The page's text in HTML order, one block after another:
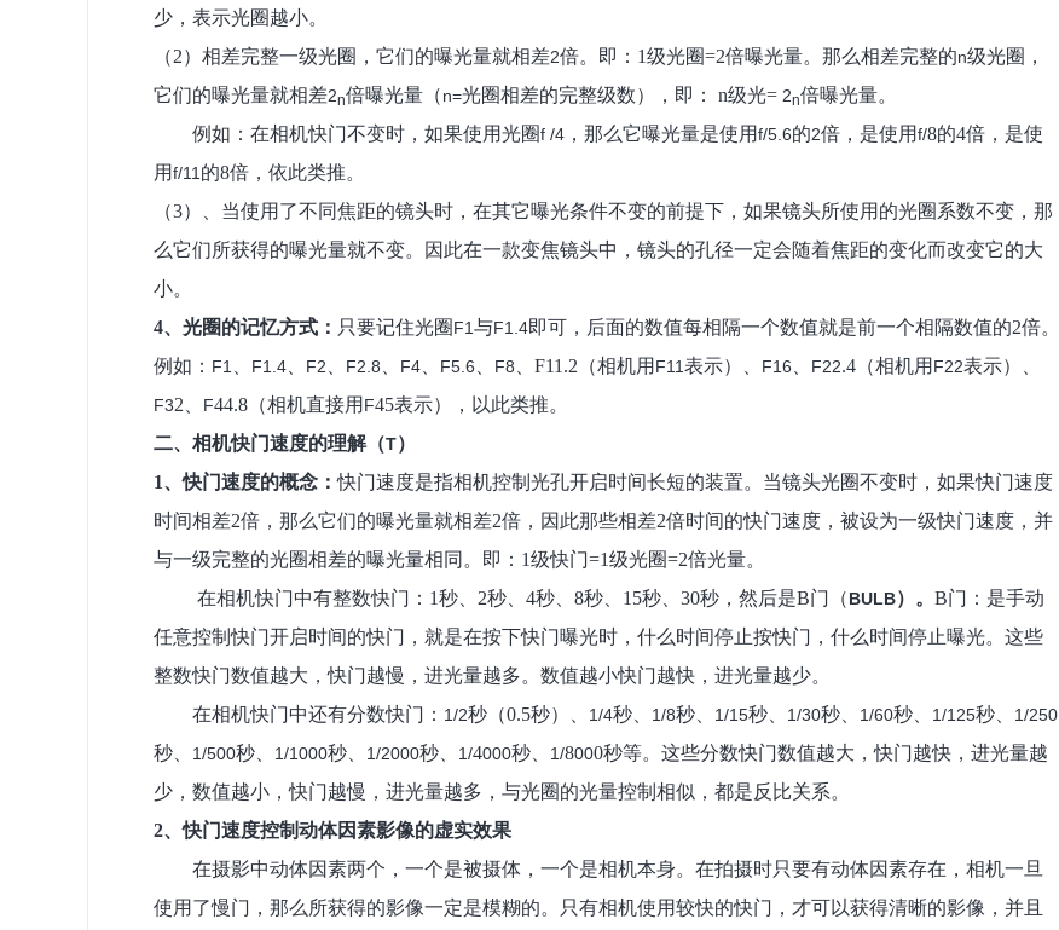
少，表示光圈越小。
（2）相差完整一级光圈，它们的曝光量就相差2倍。即： 1级光圈=2倍曝光量。那么相差完整的n级光圈，
它们的曝光量就相差2n倍曝光量（n=光圈相差的完整级数），即： n级光= 2n倍曝光量。
例如：在相机快门不变时，如果使用光圈f /4 ，那么它曝光量是使用f/5.6的2倍，是使用f/8的4倍，是使
用f/11 的8倍，依此类推。
（3）、 当使用了不同焦距的镜头时，在其它曝光条件不变的前提下，如果镜头所使用的光圈系数不变，那
么它们所获得的曝光量就不变。
因此在一款变焦镜头中，镜头的孔径一定会随着焦距的变化而改变它的大
小。
4、光圈的记忆方式： 只要记住光圈F1与F1.4即可，后面的数值每相隔一个数值就是前一个相隔数值的2倍。
例如： F1 F1.4 F2 F2.8 F4 F5.6 F8 F11.2 （相机用 F11表示）、 F16 F22.4 （相机用 F22表示）、
F32 F44.8 （相机直接用 F45表示），以此类推。
二、相机快门速度的理解（T）
1、快门速度的概念：快门速度是指相机控制光孔开启时间长短的装置。当镜头光圈不变时，如果快门速度
时间相差2倍，那么它们的曝光量就相差2倍，因此那些相差2倍时间的快门速度，被设为一级快门速度，并
与一级完整的光圈相差的曝光量相同。
即 ： 1级快门=1级光圈=2倍光量。
在相机快门中有整数快门： 1秒、 2秒、 4秒、 8秒、 15秒、 30秒，然后是B门（BULB）。 B门：是手动
任意控制快门开启时间的快门，就是在按下快门曝光时，什么时间停止按快门，什么时间停止曝光。 这些
整数快门数值越大，快门越慢，进光量越多。数值越小快门越快，进光量越少。
在相机快门中还有分数快门： 1/2秒（0.5秒）、 1/4秒、 1/8秒、 1/15秒、 1/30秒、 1/60秒、 1/125秒、 1/250
秒、 1/500秒、 1/1000秒、 1/2000秒、 1/4000秒、 1/8000秒等。 这些分数快门数值越大，快门越快，进光量越
少，数值越小，快门越慢，进光量越多 ，与光圈的光量控制相似，都是反比关系。
2、快门速度控制动体因素影像的虚实效果
在摄影中动体因素两个，一个是被摄体，一个是相机本身。在拍摄时只要有动体因素存在，相机一旦
使用了慢门，那么所获得的影像一定是模糊的。只有相机使用较快的快门，才可以获得清晰的影像 ，并且